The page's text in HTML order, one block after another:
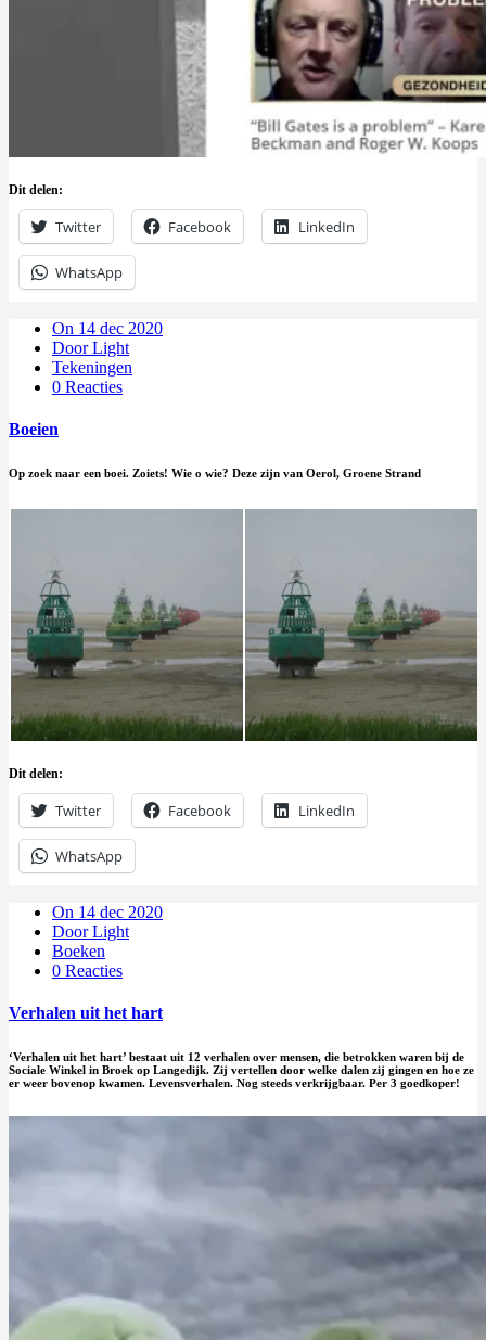
Dit delen:
Twitter Facebook LinkedIn
WhatsApp
On 14 dec 2020
Door Light
Tekeningen
0 Reacties
Boeien
Op zoek naar een boei. Zoiets! Wie o wie? Deze zijn van Oerol, Groene Strand
Dit delen:
Twitter Facebook LinkedIn
WhatsApp
On 14 dec 2020
Door Light
Boeken
0 Reacties
Verhalen uit het hart
‘Verhalen uit het hart’ bestaat uit 12 verhalen over mensen, die betrokken waren bij de
Sociale Winkel in Broek op Langedijk. Zij vertellen door welke dalen zij gingen en hoe ze
er weer bovenop kwamen. Levensverhalen. Nog steeds verkrijgbaar. Per 3 goedkoper!